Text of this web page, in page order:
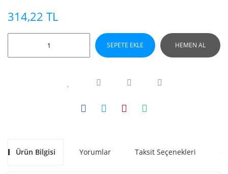
314,22 TL
SEPETE EKLE HEMEN AL
Ürün Bilgisi Yorumlar Taksit Seçenekleri